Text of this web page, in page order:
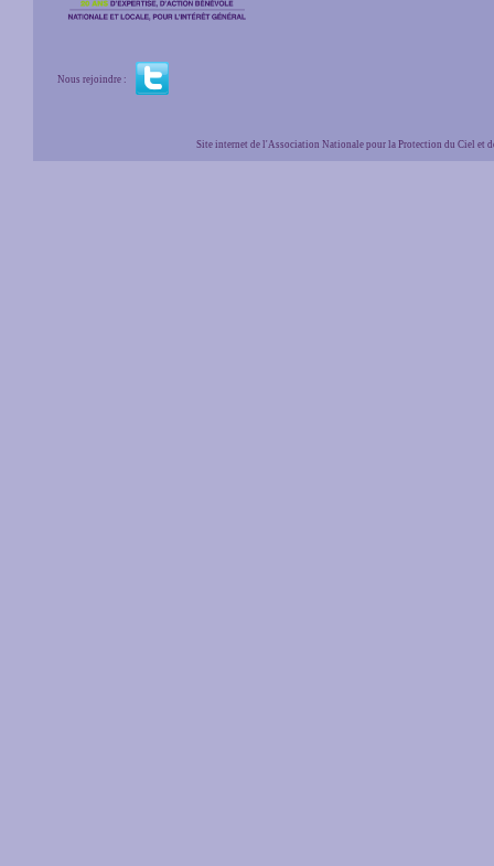
Nous rejoindre :
Site internet de l'Association Nationale pour la Protection du Ciel et de